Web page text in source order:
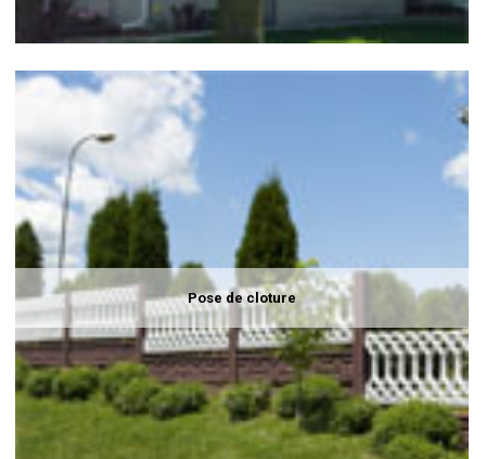
Pose de cloture